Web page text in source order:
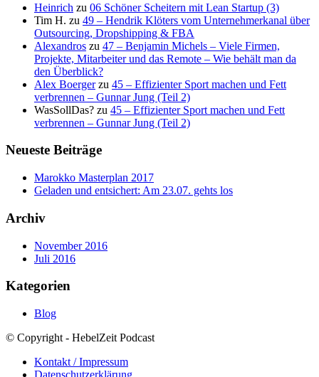
Heinrich zu 06 Schöner Scheitern mit Lean Startup (3)
Tim H. zu 49 – Hendrik Klöters vom Unternehmerkanal über
Outsourcing, Dropshipping & FBA
Alexandros zu 47 – Benjamin Michels – Viele Firmen,
Projekte, Mitarbeiter und das Remote – Wie behält man da
den Überblick?
Alex Boergerzu 45 – Effizienter Sport machen und Fett
verbrennen – Gunnar Jung (Teil 2)
WasSollDas? zu 45 – Effizienter Sport machen und Fett
verbrennen – Gunnar Jung (Teil 2)
Neueste Beiträge
Marokko Masterplan 2017
Geladen und entsichert: Am 23.07. gehts los
Archiv
November 2016
Juli 2016
Kategorien
Blog
© Copyright - HebelZeit Podcast
Kontakt / Impressum
Datenschutzerklärung